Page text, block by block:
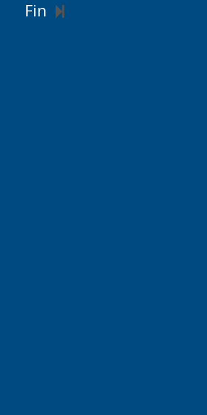
Fin